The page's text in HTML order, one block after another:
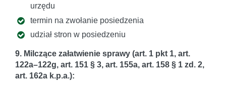
urzędu
termin na zwołanie posiedzenia
udział stron w posiedzeniu
9. Milczące załatwienie sprawy (art. 1 pkt 1, art.
122a–122g, art. 151 § 3, art. 155a, art. 158 § 1 zd. 2,
art. 162a k.p.a.):